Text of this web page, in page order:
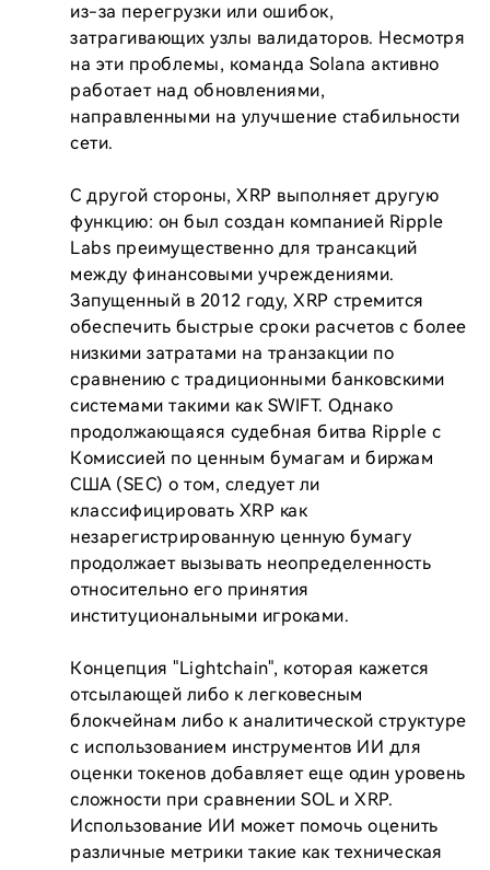
из-за перегрузки или ошибок,
затрагивающих узлы валидаторов. Несмотря
на эти проблемы, команда Solana активно
работает над обновлениями,
направленными на улучшение стабильности
сети.
С другой стороны, XRP выполняет другую
функцию: он был создан компанией Ripple
Labs преимущественно для трансакций
между финансовыми учреждениями.
Запущенный в 2012 году, XRP стремится
обеспечить быстрые сроки расчетов с более
низкими затратами на транзакции по
сравнению с традиционными банковскими
системами такими как SWIFT. Однако
продолжающаяся судебная битва Ripple с
Комиссией по ценным бумагам и биржам
США (SEC) о том, следует ли
классифицировать XRP как
незарегистрированную ценную бумагу
продолжает вызывать неопределенность
относительно его принятия
институциональными игроками.
Концепция "Lightchain", которая кажется
отсылающей либо к легковесным
блокчейнам либо к аналитической структуре
с использованием инструментов ИИ для
оценки токенов добавляет еще один уровень
сложности при сравнении SOL и XRP.
Использование ИИ может помочь оценить
различные метрики такие как техническая